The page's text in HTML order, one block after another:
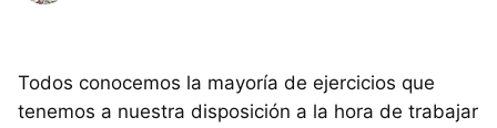
Todos conocemos la mayoría de ejercicios que
tenemos a nuestra disposición a la hora de trabajar